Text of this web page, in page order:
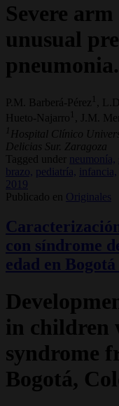
Severe
unusual
P.M. Barberá-Pérez 1 ,
Hueto-Najarro 1 , J.M.
1 Hospital Clínico
Delicias Sur. Zaragoza
Tagged under
neumonía,
brazo, pediatría, infancia,
2019
Publicado en
Originales
con síndrome
edad en
in children
syndrome
Bogotá,